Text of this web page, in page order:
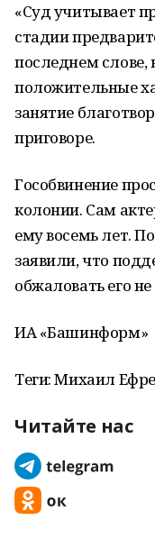
«Суд учитывает
стадии
последнем слове,
положительные
занятие
приговоре.
Гособвинение
колонии. Сам
ему восемь лет.
заявили, что
обжаловать его
ИА «Башинформ»
Теги: Михаил
Читайте нас